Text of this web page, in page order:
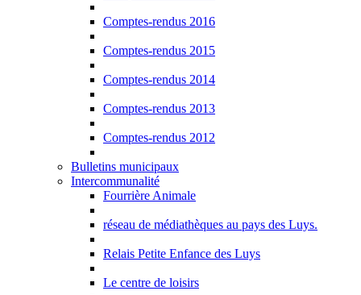
Comptes-rendus 2016
Comptes-rendus 2015
Comptes-rendus 2014
Comptes-rendus 2013
Comptes-rendus 2012
Bulletins municipaux
Intercommunalité
Fourrière Animale
réseau de médiathèques au pays des Luys.
Relais Petite Enfance des Luys
Le centre de loisirs